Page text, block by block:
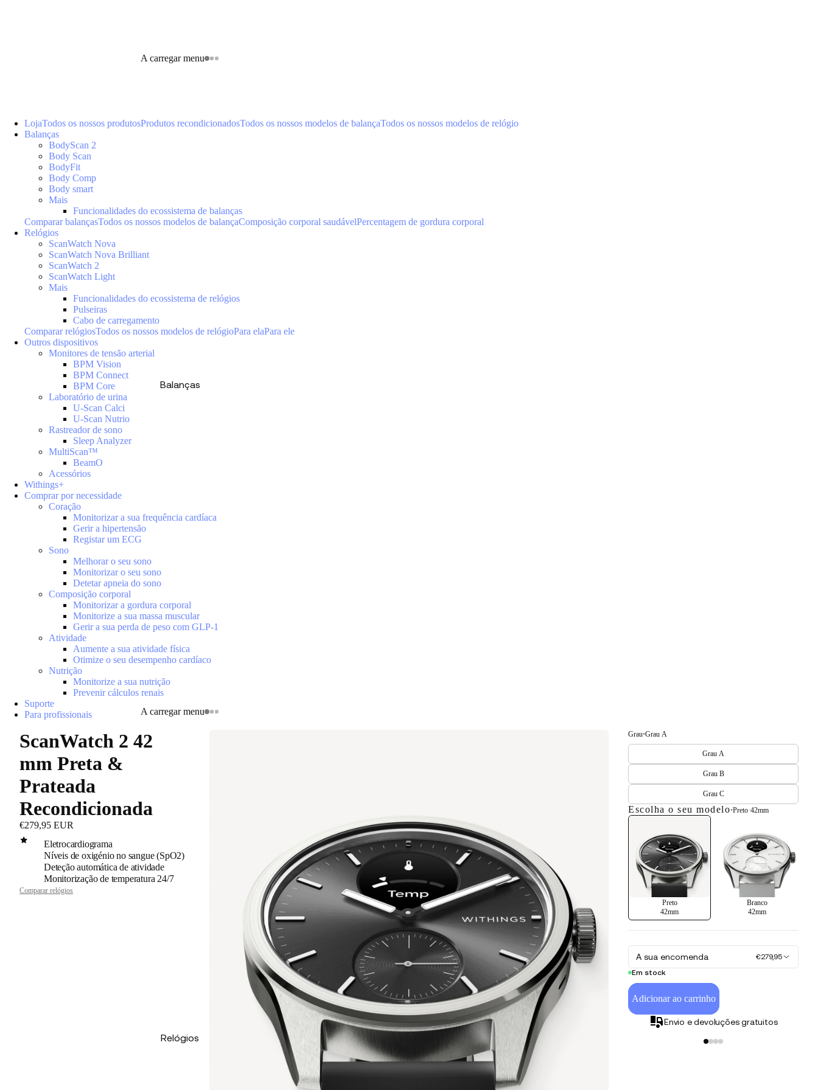
A carregar menu
Balanças
A carregar menu
Relógios
LojaTodos os nossos produtosProdutos recondicionadosTodos os nossos modelos de balançaTodos os nossos modelos de relógio
Balanças
BodyScan 2
Body Scan
BodyFit
Body Comp
Body smart
Mais
Funcionalidades do ecossistema de balanças
Comparar balançasTodos os nossos modelos de balançaComposição corporal saudávelPercentagem de gordura corporal
Relógios
ScanWatch Nova
ScanWatch Nova Brilliant
ScanWatch 2
ScanWatch Light
Mais
Funcionalidades do ecossistema de relógios
Pulseiras
Cabo de carregamento
Comparar relógiosTodos os nossos modelos de relógioPara elaPara ele
Outros dispositivos
Monitores de tensão arterial
BPM Vision
BPM Connect
BPM Core
Laboratório de urina
U-Scan Calci
U-Scan Nutrio
Rastreador de sono
Sleep Analyzer
MultiScan™
BeamO
Acessórios
Withings+
Comprar por necessidade
Coração
Monitorizar a sua frequência cardíaca
Gerir a hipertensão
Registar um ECG
Sono
Melhorar o seu sono
Monitorizar o seu sono
Detetar apneia do sono
Composição corporal
Monitorizar a gordura corporal
Monitorize a sua massa muscular
Gerir a sua perda de peso com GLP-1
Atividade
Aumente a sua atividade física
Otimize o seu desempenho cardíaco
Nutrição
Monitorize a sua nutrição
Prevenir cálculos renais
Suporte
Para profissionais
ScanWatch 2 42
mm Preta &
Prateada
Recondicionada
€279,95 EUR
Eletrocardiograma
Níveis de oxigénio no sangue (SpO2)
Deteção automática de atividade
Monitorização de temperatura 24/7
Comparar relógios
Grau•Grau A
Grau A
Grau B
Grau C
Escolha o seu modelo•Preto·42mm
Preto
42mm
Branco
42mm
A sua encomenda
€279,95
Em stock
Adicionar ao carrinho
Envio e devoluções gratuitos